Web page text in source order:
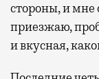
стороны, и
приезжаю,
и вкусная,